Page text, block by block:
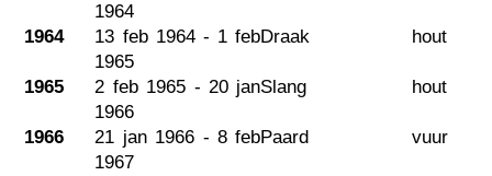
1964
1964
13 feb 1964 - 1 feb
1965
Draak hout
1965
2 feb 1965 - 20 jan
1966
Slang hout
1966
21 jan 1966 - 8 feb
1967
Paard vuur